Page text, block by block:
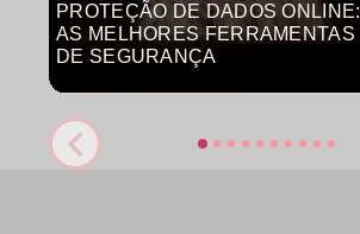
PROTEÇÃO DE DADOS ONLINE:
AS MELHORES FERRAMENTAS
DE SEGURANÇA